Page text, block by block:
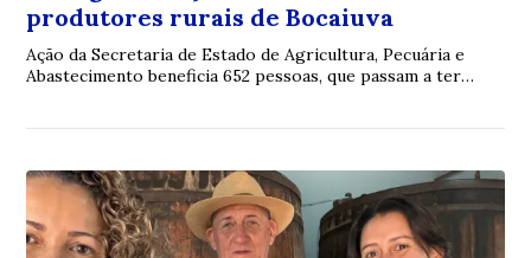
produtores rurais de Bocaiuva
Ação da Secretaria de Estado de Agricultura, Pecuária e
Abastecimento beneficia 652 pessoas, que passam a ter